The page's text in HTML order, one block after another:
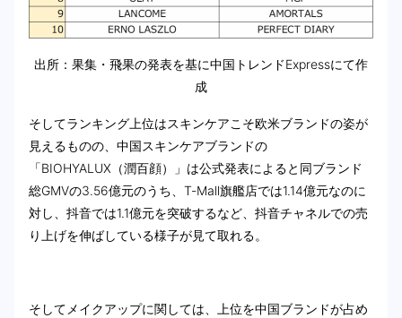
出所：果集・飛果の発表を基に中国トレンドExpressにて作
成
そしてランキング上位はスキンケアこそ欧米ブランドの姿が
見えるものの、中国スキンケアブランドの
「BIOHYALUX（潤百顔）」は公式発表によると同ブランド
総GMVの3.56億元のうち、T-Mall旗艦店では1.14億元なのに
対し、抖音では1.1億元を突破するなど、抖音チャネルでの売
り上げを伸ばしている様子が見て取れる。
そしてメイクアップに関しては、上位を中国ブランドが占め